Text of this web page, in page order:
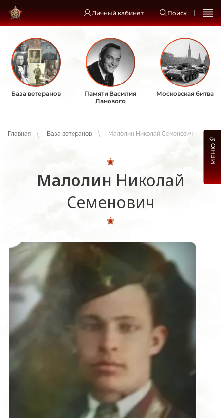
Личный кабинет Поиск
База ветеранов
Памяти Василия
Ланового
Московская битва
Главная База ветеранов Малолин Николай Семенович
Малолин Николай
Семенович
МЕНЮ